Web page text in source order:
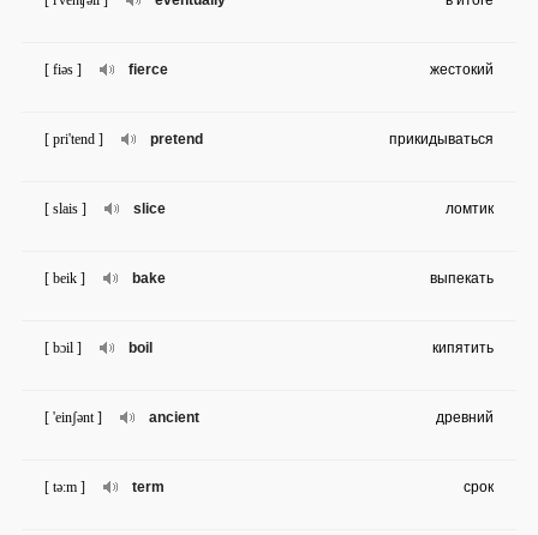
fierce
[ fiəs ] жестокий
pretend
[ pri'tend ] прикидываться
slice
[ slais ] ломтик
bake
[ beik ] выпекать
boil
[ bɔil ] кипятить
ancient
[ 'einʃənt ] древний
term
[ tə:m ] срок